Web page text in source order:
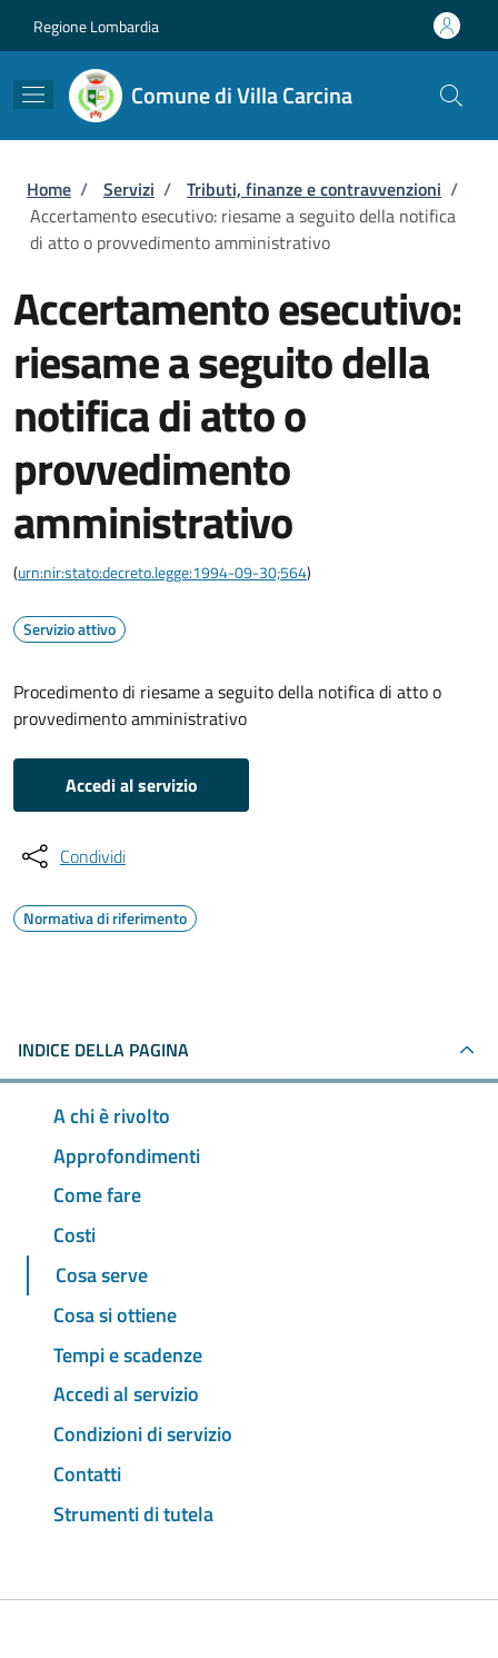
Regione Lombardia
Comune di Villa Carcina
Briciole di pane
Home / Servizi / Tributi, finanze e contravvenzioni /
Accertamento esecutivo: riesame a seguito della notifica
di atto o provvedimento amministrativo
Accertamento esecutivo:
riesame a seguito della
notifica di atto o
provvedimento
amministrativo
(urn:nir:stato:decreto.legge:1994-09-30;564)
Servizio attivo
Procedimento di riesame a seguito della notifica di atto o
provvedimento amministrativo
Accedi al servizio
Condividi
Normativa di riferimento
INDICE DELLA PAGINA
A chi è rivolto
Approfondimenti
Come fare
Costi
Cosa serve
Cosa si ottiene
Tempi e scadenze
Accedi al servizio
Condizioni di servizio
Contatti
Strumenti di tutela